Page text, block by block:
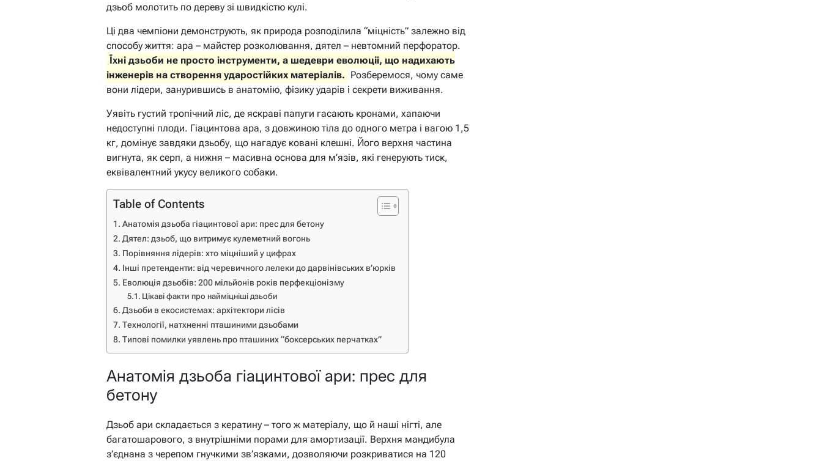
дзьоб молотить по дереву зі швидкістю кулі.
Ці два чемпіони демонструють, як природа розподілила “міцність” залежно від
способу життя: ара – майстер розколювання, дятел – невтомний перфоратор.
Їхні дзьоби не просто інструменти, а шедеври еволюції, що надихають
інженерів на створення ударостійких матеріалів. Розберемося, чому саме
вони лідери, занурившись в анатомію, фізику ударів і секрети виживання.
Уявіть густий тропічний ліс, де яскраві папуги гасають кронами, хапаючи
недоступні плоди. Гіацинтова ара, з довжиною тіла до одного метра і вагою 1,5
кг, домінує завдяки дзьобу, що нагадує ковані клешні. Його верхня частина
вигнута, як серп, а нижня – масивна основа для м’язів, які генерують тиск,
еквівалентний укусу великого собаки.
Table of Contents
Анатомія дзьоба гіацинтової ари: прес для бетону
Дятел: дзьоб, що витримує кулеметний вогонь
Порівняння лідерів: хто міцніший у цифрах
Інші претенденти: від черевичного лелеки до дарвінівських в’юрків
Еволюція дзьобів: 200 мільйонів років перфекціонізму
Цікаві факти про найміцніші дзьоби
Дзьоби в екосистемах: архітектори лісів
Технології, натхненні пташиними дзьобами
Типові помилки уявлень про пташиних “боксерських перчатках”
Анатомія дзьоба гіацинтової ари: прес для
бетону
Дзьоб ари складається з кератину – того ж матеріалу, що й наші нігті, але
багатошарового, з внутрішніми порами для амортизації. Верхня мандибула
з’єднана з черепом гнучкими зв’язками, дозволяючи розкриватися на 120